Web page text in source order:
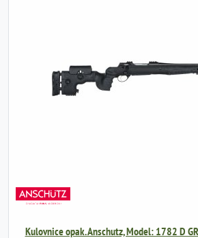
Kulovnice opak. Anschutz, Model: 1782 D